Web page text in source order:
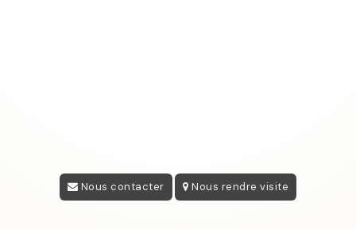
Nous contacter Nous rendre visite